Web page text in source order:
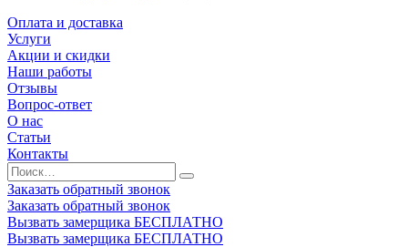
Оплата и доставка
Услуги
Акции и скидки
Наши работы
Отзывы
Вопрос-ответ
О нас
Статьи
Контакты
Заказать обратный звонок
Заказать обратный звонок
Вызвать замерщика БЕСПЛАТНО
Вызвать замерщика БЕСПЛАТНО